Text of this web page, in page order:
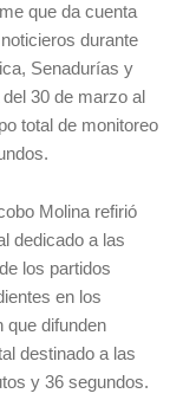
que da cuenta
durante
Senadurías y
30 de marzo al
total de monitoreo
Molina refirió
dedicado a las
los partidos
en los
que difunden
destinado a las
y 36 segundos.